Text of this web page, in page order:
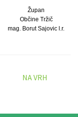
Župan
Občine Tržič
mag. Borut Sajovic l.r.
NA VRH